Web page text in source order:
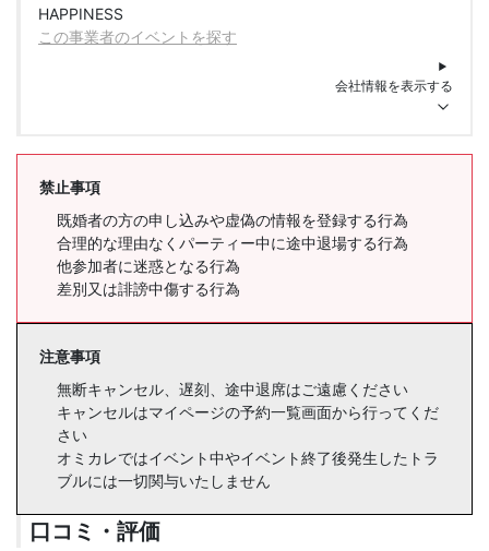
HAPPINESS
この事業者のイベントを探す
会社情報を表示する
禁止事項
既婚者の方の申し込みや虚偽の情報を登録する行為
合理的な理由なくパーティー中に途中退場する行為
他参加者に迷惑となる行為
差別又は誹謗中傷する行為
注意事項
無断キャンセル、遅刻、途中退席はご遠慮ください
キャンセルはマイページの予約一覧画面から行ってくだ
さい
オミカレではイベント中やイベント終了後発生したトラ
ブルには一切関与いたしません
口コミ・評価